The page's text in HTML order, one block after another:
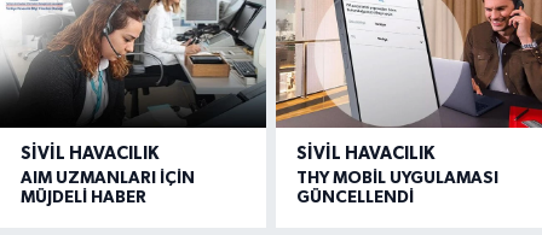
SIVIL HAVACILIK
AIM UZMANLARI İÇİN
MÜJDELİ HABER
SIVIL HAVACILIK
THY MOBİL UYGULAMASI
GÜNCELLENDİ